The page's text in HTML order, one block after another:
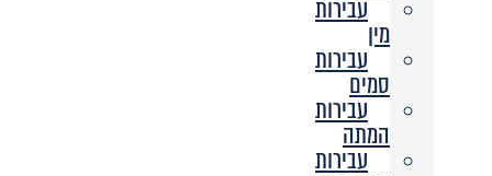
עבירות
מין
עבירות
סמים
עבירות
המתה
עבירות